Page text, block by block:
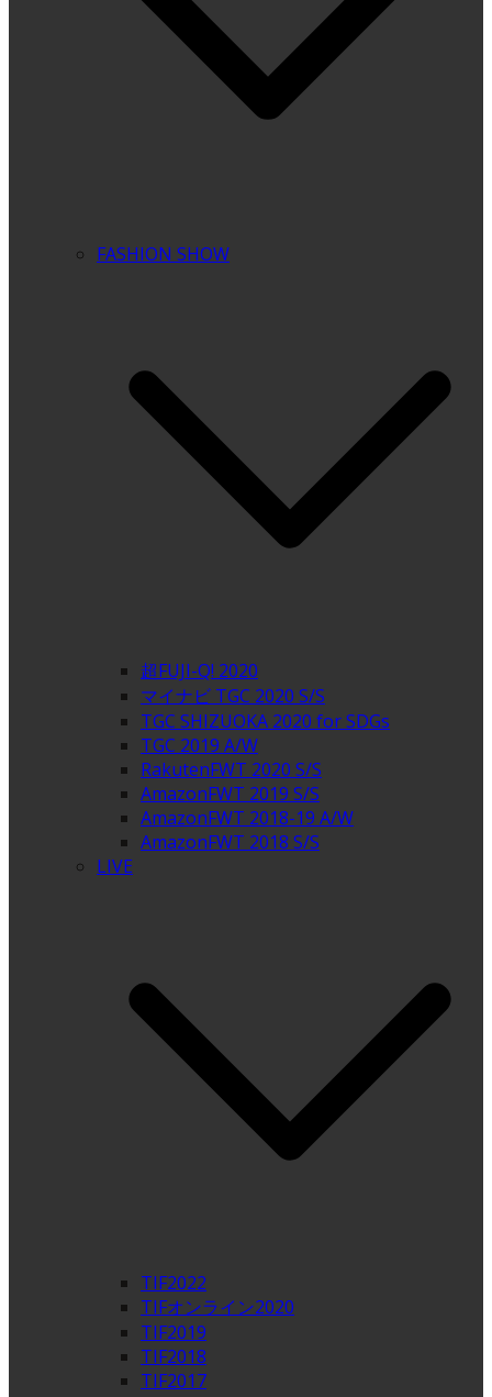
FASHION SHOW
超FUJI-Q! 2020
マイナビ TGC 2020 S/S
TGC SHIZUOKA 2020 for SDGs
TGC 2019 A/W
RakutenFWT 2020 S/S
AmazonFWT 2019 S/S
AmazonFWT 2018-19 A/W
AmazonFWT 2018 S/S
LIVE
TIF2022
TIFオンライン2020
TIF2019
TIF2018
TIF2017